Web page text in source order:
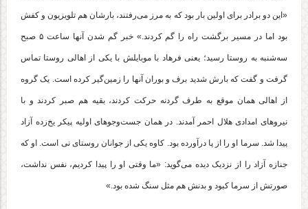
«این دو برادر برای اولین‌ بار بود که به مرز می‌رفتند، بارشان هم تلویزیون و کفش
بود اما در مسیر برگشت راه را گم کردند.» خبر گم شدن آنها ساعت ۵ صبح
سه‌شنبه به روستا رسید؛ یعنی فرهاد با موبایلش با یکی از اهالی روستا تماس
گرفت و گفت که بارش شدید برف و بوران آنها را زمین‌گیر کرده است. یک گروه
از اهالی همان موقع به طرف گردنه حرکت کردند، بقیه هم صبر کردند و با
نیروهای امدادی هلال ‌احمر آمدند. در همان جست‌وجوهای اولیه پیکر یخ‌زده آزاد
پیدا شد. سرما او را از پا درآورده بود. کاوه یکی از جوانان روستای نی است. او که
جنازه آزاد را از نزدیک دیده می‌گوید: «ما وقتی او را پیدا کردیم، نفس نداشت،
صورتش از سرما کبود و بدنش هم مثل سنگ شده بود.»